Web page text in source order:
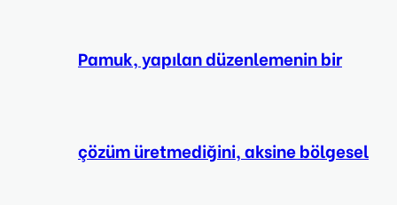
Pamuk, yapılan düzenlemenin bir
çözüm üretmediğini, aksine bölgesel